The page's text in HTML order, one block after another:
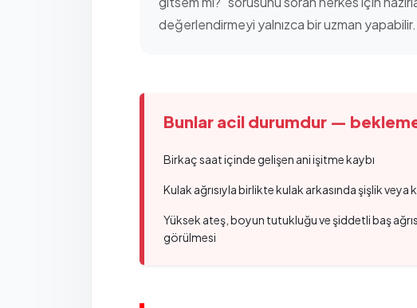
değerlendirmeyi yalnızca bir uzman yapabilir.
Bunlar acil durumdur —
Birkaç saat içinde gelişen ani işitme kaybı
Kulak ağrısıyla birlikte kulak arkasında şişlik veya
Yüksek ateş, boyun tutukluğu ve şiddetli baş
görülmesi